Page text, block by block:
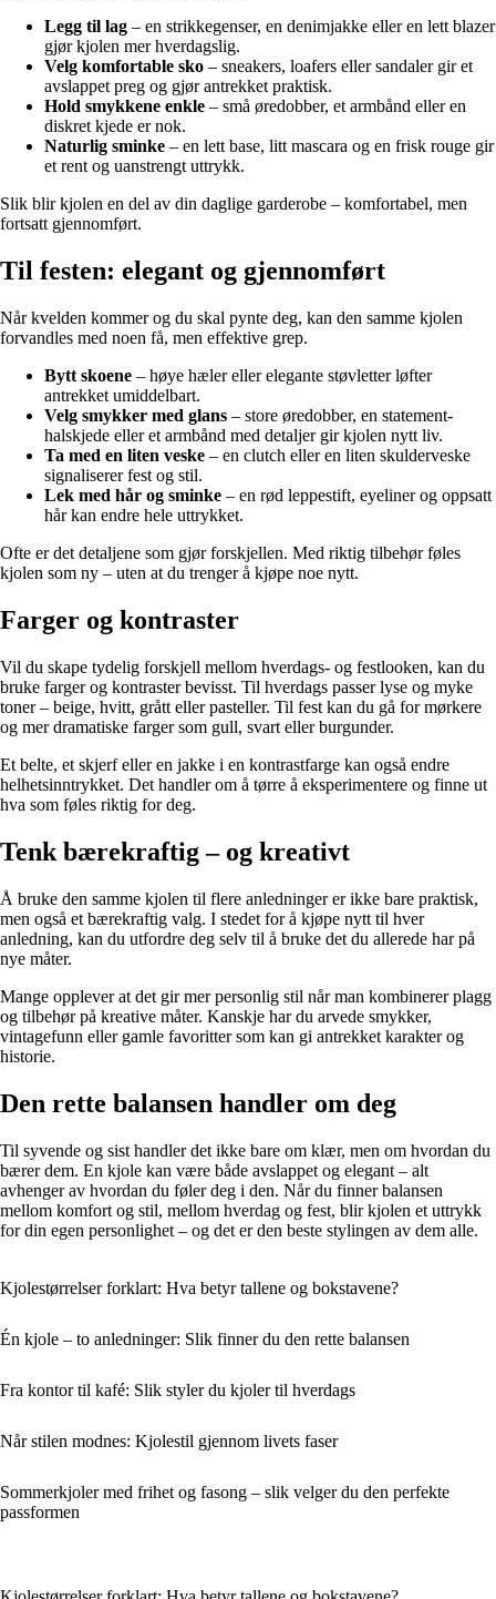
Legg til lag – en strikkegenser, en denimjakke eller en lett blazer
gjør kjolen mer hverdagslig.
Velg komfortable sko – sneakers, loafers eller sandaler gir et
avslappet preg og gjør antrekket praktisk.
Hold smykkene enkle – små øredobber, et armbånd eller en
diskret kjede er nok.
Naturlig sminke – en lett base, litt mascara og en frisk rouge gir
et rent og uanstrengt uttrykk.
Slik blir kjolen en del av din daglige garderobe – komfortabel, men
fortsatt gjennomført.
Til festen: elegant og gjennomført
Når kvelden kommer og du skal pynte deg, kan den samme kjolen
forvandles med noen få, men effektive grep.
Bytt skoene – høye hæler eller elegante støvletter løfter
antrekket umiddelbart.
Velg smykker med glans – store øredobber, en statement-
halskjede eller et armbånd med detaljer gir kjolen nytt liv.
Ta med en liten veske – en clutch eller en liten skulderveske
signaliserer fest og stil.
Lek med hår og sminke – en rød leppestift, eyeliner og oppsatt
hår kan endre hele uttrykket.
Ofte er det detaljene som gjør forskjellen. Med riktig tilbehør føles
kjolen som ny – uten at du trenger å kjøpe noe nytt.
Farger og kontraster
Vil du skape tydelig forskjell mellom hverdags- og festlooken, kan du
bruke farger og kontraster bevisst. Til hverdags passer lyse og myke
toner – beige, hvitt, grått eller pasteller. Til fest kan du gå for mørkere
og mer dramatiske farger som gull, svart eller burgunder.
Et belte, et skjerf eller en jakke i en kontrastfarge kan også endre
helhetsinntrykket. Det handler om å tørre å eksperimentere og finne ut
hva som føles riktig for deg.
Tenk bærekraftig – og kreativt
Å bruke den samme kjolen til flere anledninger er ikke bare praktisk,
men også et bærekraftig valg. I stedet for å kjøpe nytt til hver
anledning, kan du utfordre deg selv til å bruke det du allerede har på
nye måter.
Mange opplever at det gir mer personlig stil når man kombinerer plagg
og tilbehør på kreative måter. Kanskje har du arvede smykker,
vintagefunn eller gamle favoritter som kan gi antrekket karakter og
historie.
Den rette balansen handler om deg
Til syvende og sist handler det ikke bare om klær, men om hvordan du
bærer dem. En kjole kan være både avslappet og elegant – alt
avhenger av hvordan du føler deg i den. Når du finner balansen
mellom komfort og stil, mellom hverdag og fest, blir kjolen et uttrykk
for din egen personlighet – og det er den beste stylingen av dem alle.
Kjolestørrelser forklart: Hva betyr tallene og bokstavene?
Én kjole – to anledninger: Slik finner du den rette balansen
Fra kontor til kafé: Slik styler du kjoler til hverdags
Når stilen modnes: Kjolestil gjennom livets faser
Sommerkjoler med frihet og fasong – slik velger du den perfekte
passformen